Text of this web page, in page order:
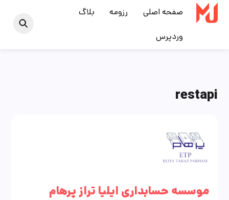
Skip
صفحه اصلی رزومه بلاگ
وردپرس
restapi
موسسه حسابداری ایلیا تراز پرهام